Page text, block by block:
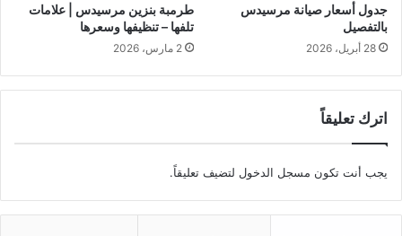
جدول أسعار صيانة مرسيدس
بالتفصيل
28 أبريل، 2026
طرمبة بنزين مرسيدس | علامات
تلفها – تنظيفها وسعرها
2 مارس، 2026
اترك تعليقاً
يجب أنت تكون مسجل الدخول لتضيف تعليقاً.